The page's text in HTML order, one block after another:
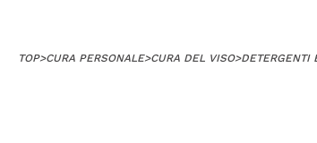
TOP>CURA PERSONALE>CURA DEL VISO>DETERGENTI